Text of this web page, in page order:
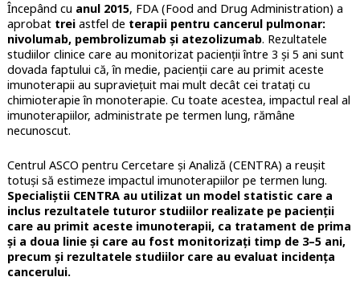
Începând cu anul 2015, FDA (Food and Drug Administration) a
aprobat treiastfel de terapii pentru cancerul pulmonar:
nivolumab, pembrolizumab și atezolizumab. Rezultatele
studiilor clinice care au monitorizat pacienții între 3 și 5 ani sunt
dovada faptului că, în medie, pacienții care au primit aceste
imunoterapii au supraviețuit mai mult decât cei tratați cu
chimioterapie în monoterapie. Cu toate acestea, impactul real al
imunoterapiilor, administrate pe termen lung, rămâne
necunoscut.
Centrul ASCO pentru Cercetare și Analiză (CENTRA) a reușit
totuși să estimeze impactul imunoterapiilor pe termen lung.
Specialiștii CENTRA au utilizat un model statistic care a
inclus rezultatele tuturor studiilor realizate pe pacienții
care au primit aceste imunoterapii, ca tratament de prima
și a doua linie și care au fost monitorizați timp de 3–5 ani,
precum și rezultatele studiilor care au evaluat incidența
cancerului.